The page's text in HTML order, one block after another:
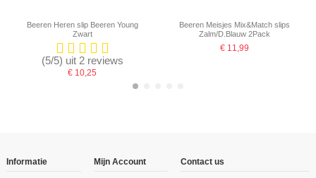
Beeren Heren slip Beeren Young
Zwart
(5/5) uit 2 reviews
€ 10,25
Beeren Meisjes Mix&Match slips
Zalm/D.Blauw 2Pack
€ 11,99
Informatie Mijn Account Contact us